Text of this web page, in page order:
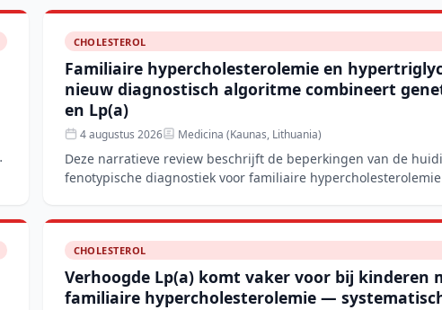
CHOLESTEROL
Familiaire hypercholesterolemie en
nieuw diagnostisch algoritme combineert
en Lp(a)
4 augustus 2026 Medicina (Kaunas, Lithuania)
Deze narratieve review beschrijft de beperkingen van de
fenotypische diagnostiek voor familiaire hypercholesterolemie
CHOLESTEROL
Verhoogde Lp(a) komt vaker voor bij kinderen
familiaire hypercholesterolemie —